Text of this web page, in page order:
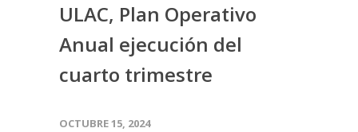
ULAC, Plan Operativo
Anual ejecución del
cuarto trimestre
OCTUBRE 15, 2024